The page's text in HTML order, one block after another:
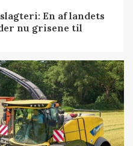
En af landets
nu grisene til